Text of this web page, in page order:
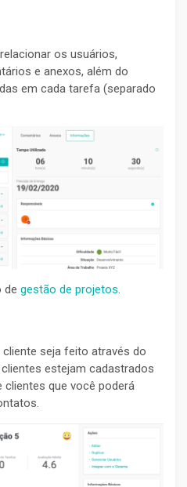
os usuários,
e anexos, além do
em cada tarefa (separado
de gestão de projetos.
seja feito através do
estejam cadastrados
clientes que você poderá